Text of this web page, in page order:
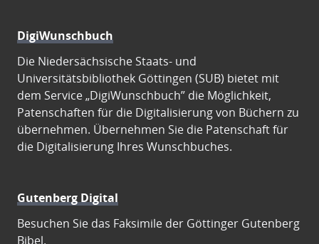
DigiWunschbuch
Die Niedersächsische Staats- und
Universitätsbibliothek Göttingen (SUB) bietet mit
dem Service „DigiWunschbuch” die Möglichkeit,
Patenschaften für die Digitalisierung von Büchern zu
übernehmen. Übernehmen Sie die Patenschaft für
die Digitalisierung Ihres Wunschbuches.
Gutenberg Digital
Besuchen Sie das Faksimile der Göttinger Gutenberg
Bibel.